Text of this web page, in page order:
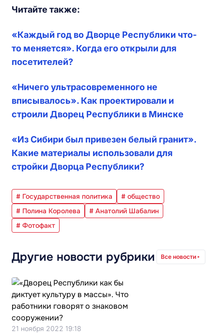
Читайте также:
«Каждый год во Дворце Республики что-
то меняется». Когда его открыли для
посетителей?
«Ничего ультрасовременного не
вписывалось». Как проектировали и
строили Дворец Республики в Минске
«Из Сибири был привезен белый гранит».
Какие материалы использовали для
стройки Дворца Республики?
# Государственная политика
# общество
# Полина Королева
# Анатолий Шабалин
# Фотофакт
Другие новости рубрики Все новости
21 ноября 2022 19:18